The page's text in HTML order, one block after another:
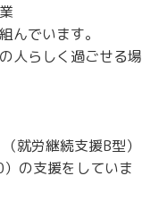
んでいます。
人らしく過ごせる場
就労継続支援B型）
の支援をしていま